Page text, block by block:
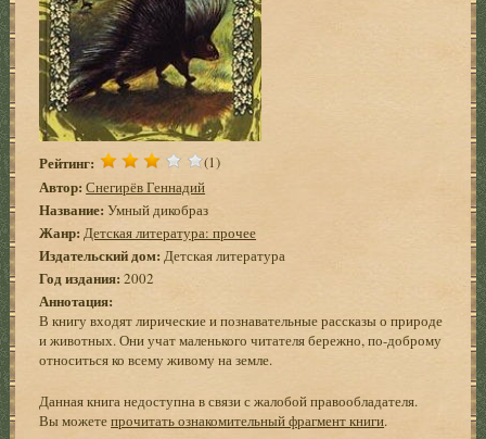
Рейтинг: (1)
Автор: Снегирёв Геннадий
Название: Умный дикобраз
Жанр: Детская литература: прочее
Издательский дом: Детская литература
Год издания:2002
Аннотация:
В книгу входят лирические и познавательные рассказы о природе
и животных. Они учат маленького читателя бережно, по-доброму
относиться ко всему живому на земле.
Данная книга недоступна в связи с жалобой правообладателя.
Вы можетепрочитать ознакомительный фрагмент книги.